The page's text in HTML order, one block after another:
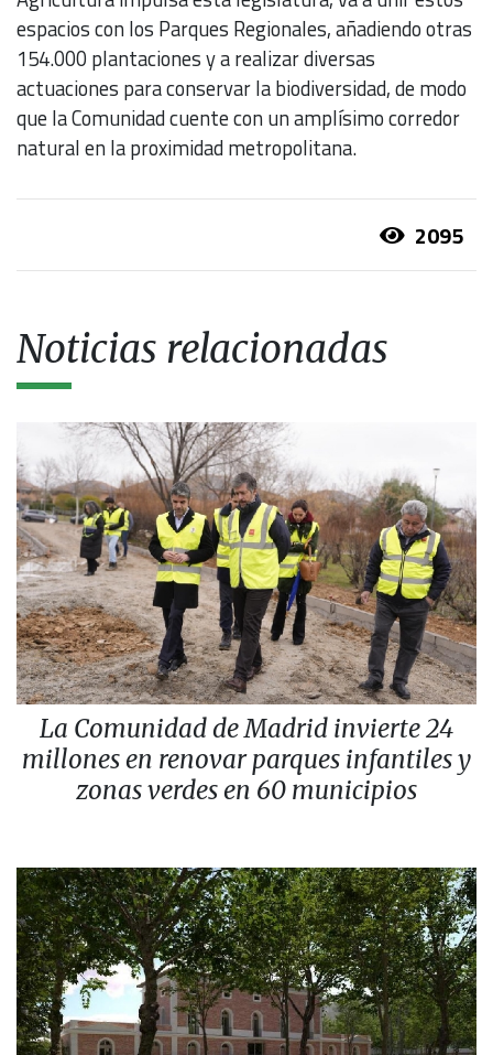
espacios con los Parques Regionales, añadiendo otras
154.000 plantaciones y a realizar diversas
actuaciones para conservar la biodiversidad, de modo
que la Comunidad cuente con un amplísimo corredor
natural en la proximidad metropolitana.
2095
Noticias relacionadas
La Comunidad de Madrid invierte 24
millones en renovar parques infantiles y
zonas verdes en 60 municipios